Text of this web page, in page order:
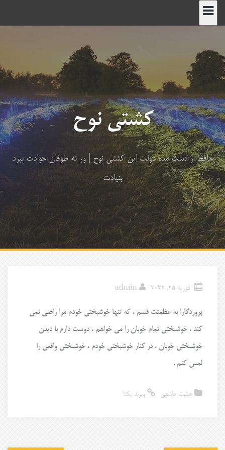
پرش
به
کشتی نوح
حافظ از دست مده دولت این کشتی نوح | ور نه طوفان حوادث ببرد
بنیادت
فوریه 25, 2022 admin
پروردگارا به عظمتت قسم ، که تنها خوشبختی خودم مرا راضی نمی
کند ، خوشبختی تمام خوبان را می خواهم ، دوست دارم با دیدن
خوشبختی خوبان ، در کنار خوشبختی خودم ، خوشبختی واقعی را
لمس کنم .
هشت عاشقی پیوند یکتا